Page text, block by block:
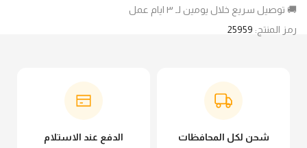
🚚 توصيل سريع خلال يومين لـ ٣ ايام عمل
رمز المنتج: 25959
شحن لكل المحافظات الدفع عند الاستلام